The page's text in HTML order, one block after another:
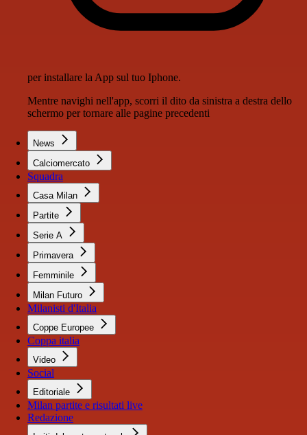
per installare la App sul tuo Iphone.
Mentre navighi nell'app, scorri il dito da sinistra a destra dello
schermo per tornare alle pagine precedenti
News
Calciomercato
Squadra
Casa Milan
Partite
Serie A
Primavera
Femminile
Milan Futuro
Milanisti d'Italia
Coppe Europee
Coppa italia
Video
Social
Editoriale
Milan partite e risultati live
Redazione